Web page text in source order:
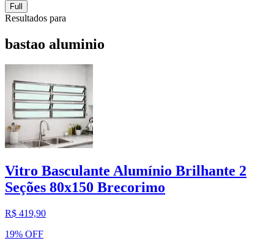
Full
Resultados para
bastao aluminio
Vitro Basculante Alumínio Brilhante 2
Seções 80x150 Brecorimo
R$ 419,90
19% OFF